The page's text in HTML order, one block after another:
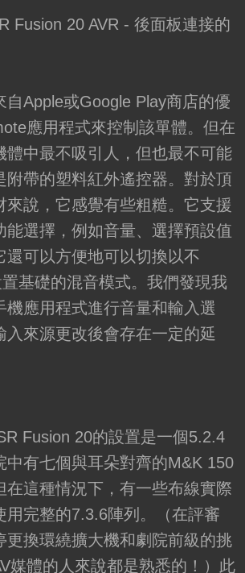
Fusion 20 AVR - 後面板連接的
自Apple或Google Play商店的優
應用程式來控制該單體。但在
體中最不吸引人，但也最不可能
附帶的塑料紅外遙控器。對於頂
來說，它感覺有些粗糙。它支援
能選擇，例如音量、選擇預設值
還可以方便地可以切換以不
置基礎的混音模式。我們發現我
機應用程式進行音量和輸入選
入來源更改後會存在一定的延
Fusion 20的設置是一個5.2.4
中有七個與耳朵對齊的M&K 150
在這種情況下，有一些布線實際
用完整的7.3.6陣列。（在評審
更換環繞擴大機和劇院前級的挑
媒體的人來說都是熟悉的！）此